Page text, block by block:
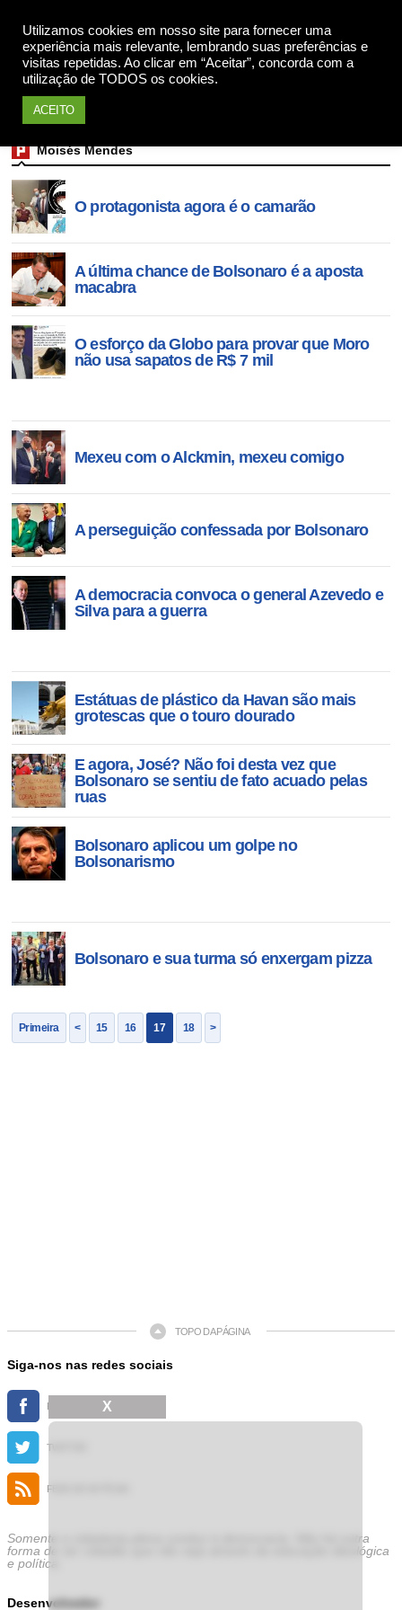
Utilizamos cookies em nosso site para fornecer uma
experiência mais relevante, lembrando suas preferências e
visitas repetidas. Ao clicar em “Aceitar”, concorda com a
utilização de TODOS os cookies.
ACEITO
Moisés Mendes
O protagonista agora é o camarão
A última chance de Bolsonaro é a aposta
macabra
O esforço da Globo para provar que Moro
não usa sapatos de R$ 7 mil
Mexeu com o Alckmin, mexeu comigo
A perseguição confessada por Bolsonaro
A democracia convoca o general Azevedo e
Silva para a guerra
Estátuas de plástico da Havan são mais
grotescas que o touro dourado
E agora, José? Não foi desta vez que
Bolsonaro se sentiu de fato acuado pelas
ruas
Bolsonaro aplicou um golpe no
Bolsonarismo
Bolsonaro e sua turma só enxergam pizza
Primeira < 15 16 17 18 >
TOPO DA PÁGINA
Siga-nos nas redes sociais
FACEBOOK
TWITTER
FEED DE NOTÍCIAS
Somente a cidadania plena conduz à democracia. Não há outra
forma de ser cidadão que não seja através da educação ideológica
e política.
Desenvolvedor
X